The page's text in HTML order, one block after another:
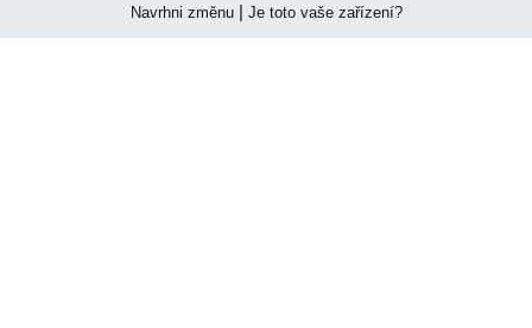
Navrhni změnu| Je toto vaše zařízení?